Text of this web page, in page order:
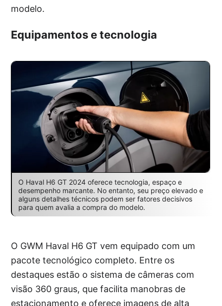
modelo.
Equipamentos e tecnologia
O Haval H6 GT 2024 oferece tecnologia, espaço e
desempenho marcante. No entanto, seu preço elevado e
alguns detalhes técnicos podem ser fatores decisivos
para quem avalia a compra do modelo.
O GWM Haval H6 GT vem equipado com um
pacote tecnológico completo. Entre os
destaques estão o sistema de câmeras com
visão 360 graus, que facilita manobras de
estacionamento e oferece imagens de alta